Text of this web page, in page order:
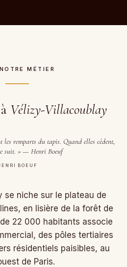
MÉTIER
Vélizy-Villacoublay
les remparts du tapis. Quand elles cèdent,
suit. » — Henri Boeuf
BOEUF
se niche sur le plateau de
en lisière de la forêt de
22 000 habitants associe
des pôles tertiaires
résidentiels paisibles, au
de Paris.